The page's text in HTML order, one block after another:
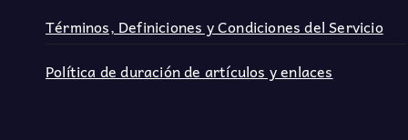
Términos, Definiciones y Condiciones del Servicio
Política de duración de artículos y enlaces